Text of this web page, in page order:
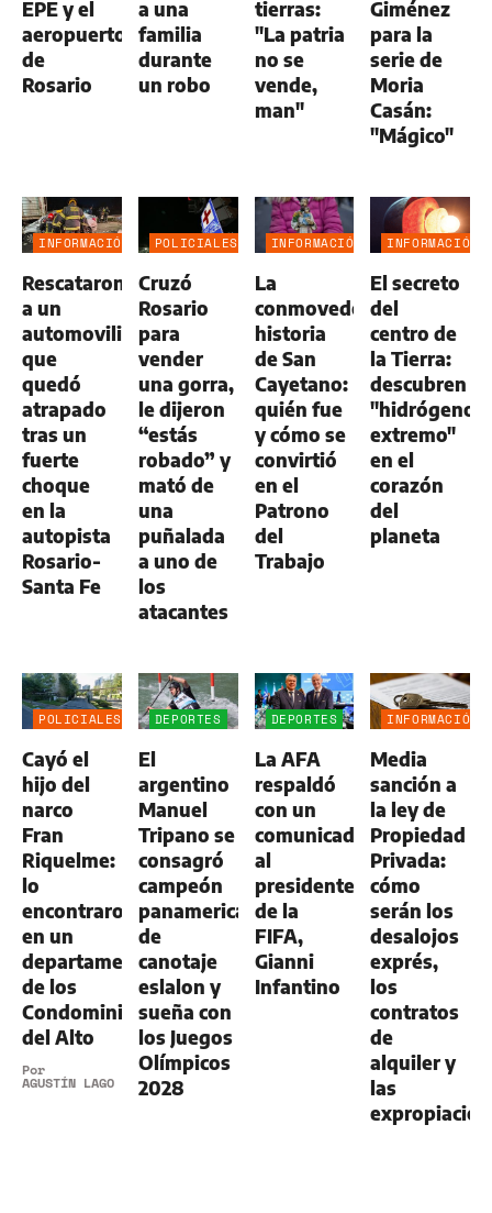
EPE y el
aeropuerto
de
Rosario
a una
familia
durante
un robo
tierras:
"La patria
no se
vende,
man"
Giménez
para la
serie de
Moria
Casán:
"Mágico"
INFORMACIÓN
Rescataron
a un
automovilista
que
quedó
atrapado
tras un
fuerte
choque
en la
autopista
Rosario-
Santa Fe
POLICIALES
Cruzó
Rosario
para
vender
una gorra,
le dijeron
“estás
robado” y
mató de
una
puñalada
a uno de
los
atacantes
INFORMACIÓN
La
conmovedora
historia
de San
Cayetano:
quién fue
y cómo se
convirtió
en el
Patrono
del
Trabajo
INFORMACIÓN
El secreto
del
centro de
la Tierra:
descubren
"hidrógeno
extremo"
en el
corazón
del
planeta
POLICIALES
Cayó el
hijo del
narco
Fran
Riquelme:
lo
encontraron
en un
departamento
de los
Condominios
del Alto
Por
AGUSTÍN LAGO
DEPORTES
El
argentino
Manuel
Tripano se
consagró
campeón
panamericano
de
canotaje
eslalon y
sueña con
los Juegos
Olímpicos
2028
DEPORTES
La AFA
respaldó
con un
comunicado
al
presidente
de la
FIFA,
Gianni
Infantino
INFORMACIÓN
Media
sanción a
la ley de
Propiedad
Privada:
cómo
serán los
desalojos
exprés,
los
contratos
de
alquiler y
las